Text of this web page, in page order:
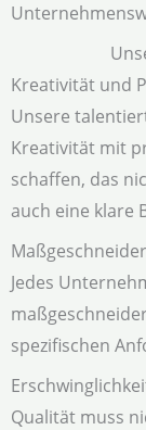
Kreativität und
Unsere
Kreativität mit
schaffen, das
auch eine klare
Jedes
spezifischen
Qualität muss